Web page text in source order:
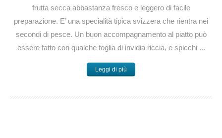
frutta secca abbastanza fresco e leggero di facile
preparazione. E’ una specialità tipica svizzera che rientra nei
secondi di pesce. Un buon accompagnamento al piatto può
essere fatto con qualche foglia di invidia riccia, e spicchi ...
Leggi di più